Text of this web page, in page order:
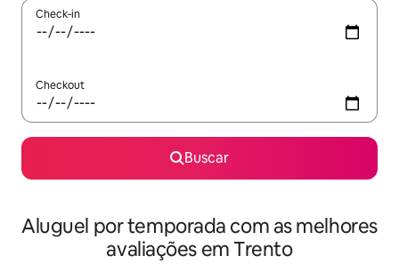
Check-in
Checkout
Buscar
Aluguel por temporada com as melhores
avaliações em Trento